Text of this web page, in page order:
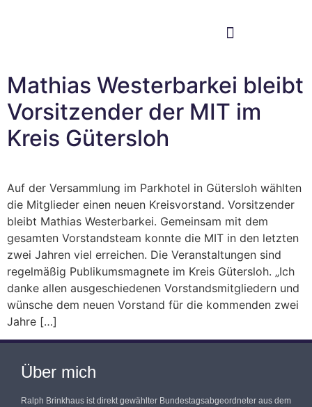
Mathias Westerbarkei bleibt
Vorsitzender der MIT im
Kreis Gütersloh
Auf der Versammlung im Parkhotel in Gütersloh wählten
die Mitglieder einen neuen Kreisvorstand. Vorsitzender
bleibt Mathias Westerbarkei. Gemeinsam mit dem
gesamten Vorstandsteam konnte die MIT in den letzten
zwei Jahren viel erreichen. Die Veranstaltungen sind
regelmäßig Publikumsmagnete im Kreis Gütersloh. „Ich
danke allen ausgeschiedenen Vorstandsmitgliedern und
wünsche dem neuen Vorstand für die kommenden zwei
Jahre […]
Über mich
Ralph Brinkhaus ist direkt gewählter Bundestagsabgeordneter aus dem